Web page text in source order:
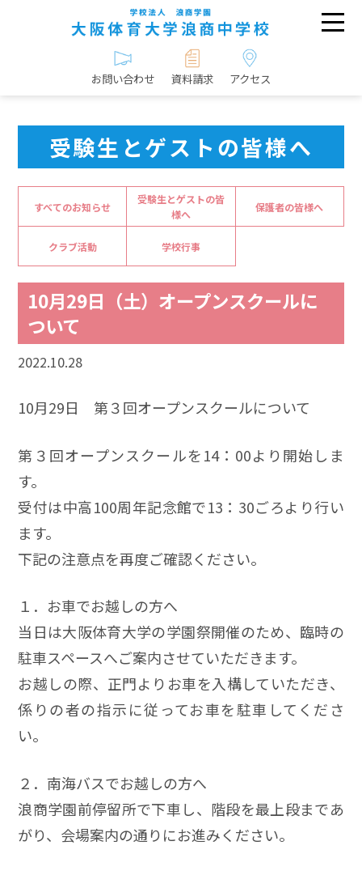
お問い合わせ 資料請求 アクセス
受験生とゲストの皆様へ
すべてのお知らせ
受験生とゲストの皆
様へ
保護者の皆様へ
クラブ活動 学校行事
10月29日（土）オープンスクールに
ついて
2022.10.28
10月29日 第３回オープンスクールについて
第３回オープンスクールを14：00より開始しま
す。
受付は中高100周年記念館で13：30ごろより行い
ます。
下記の注意点を再度ご確認ください。
１．お車でお越しの方へ
当日は大阪体育大学の学園祭開催のため、臨時の
駐車スペースへご案内させていただきます。
お越しの際、正門よりお車を入構していただき、
係りの者の指示に従ってお車を駐車してくださ
い。
２．南海バスでお越しの方へ
浪商学園前停留所で下車し、階段を最上段まであ
がり、会場案内の通りにお進みください。